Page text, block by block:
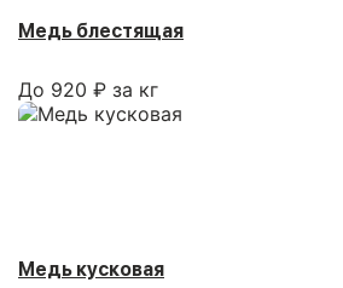
Медь блестящая
До 920 ₽ за кг
Медь кусковая